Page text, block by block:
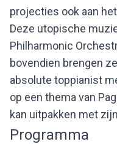
projecties ook aan
Deze utopische
Philharmonic
bovendien brengen
absolute toppianist
op een thema van
kan uitpakken met
Programma